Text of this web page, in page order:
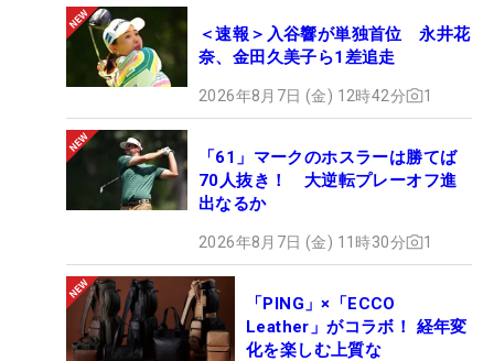
＜速報＞入谷響が単独首位 永井花
奈、金田久美子ら1差追走
2026年8月7日 (金) 12時42分 1
「61」マークのホスラーは勝てば
70人抜き！ 大逆転プレーオフ進
出なるか
2026年8月7日 (金) 11時30分 1
「PING」×「ECCO
Leather」がコラボ！ 経年変
化を楽しむ上質な